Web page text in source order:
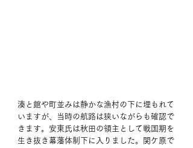
湊と館や町並みは静かな漁村の下に埋もれて
いますが、当時の航路は狭いながらも確認で
きます。安東氏は秋田の領主として戦国期を
生き抜き幕藩体制下に入りました。関ケ原で